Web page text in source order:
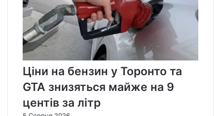
Ціни на бензин у Торонто та
GTA знизяться майже на 9
центів за літр